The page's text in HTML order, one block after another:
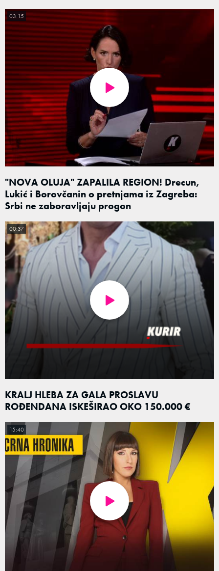
"NOVA OLUJA" ZAPALILA REGION! Drecun,
Lukić i Borovčanin o pretnjama iz Zagreba:
Srbi ne zaboravljaju progon
03:15
KRALJ HLEBA ZA GALA PROSLAVU
ROĐENDANA ISKEŠIRAO OKO 150.000 €
00:37
15:40